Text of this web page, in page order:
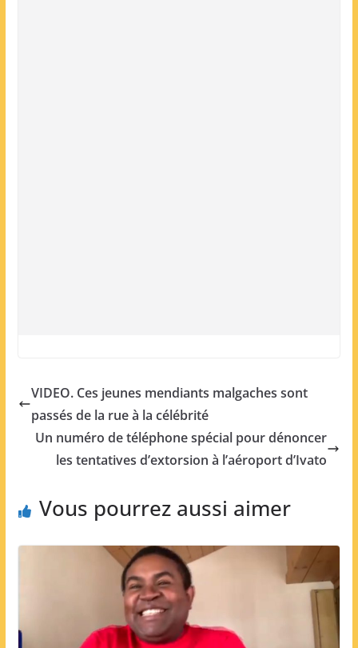
VIDEO. Ces jeunes mendiants malgaches sont
passés de la rue à la célébrité
Un numéro de téléphone spécial pour dénoncer
les tentatives d’extorsion à l’aéroport d’Ivato
Vous pourrez aussi aimer